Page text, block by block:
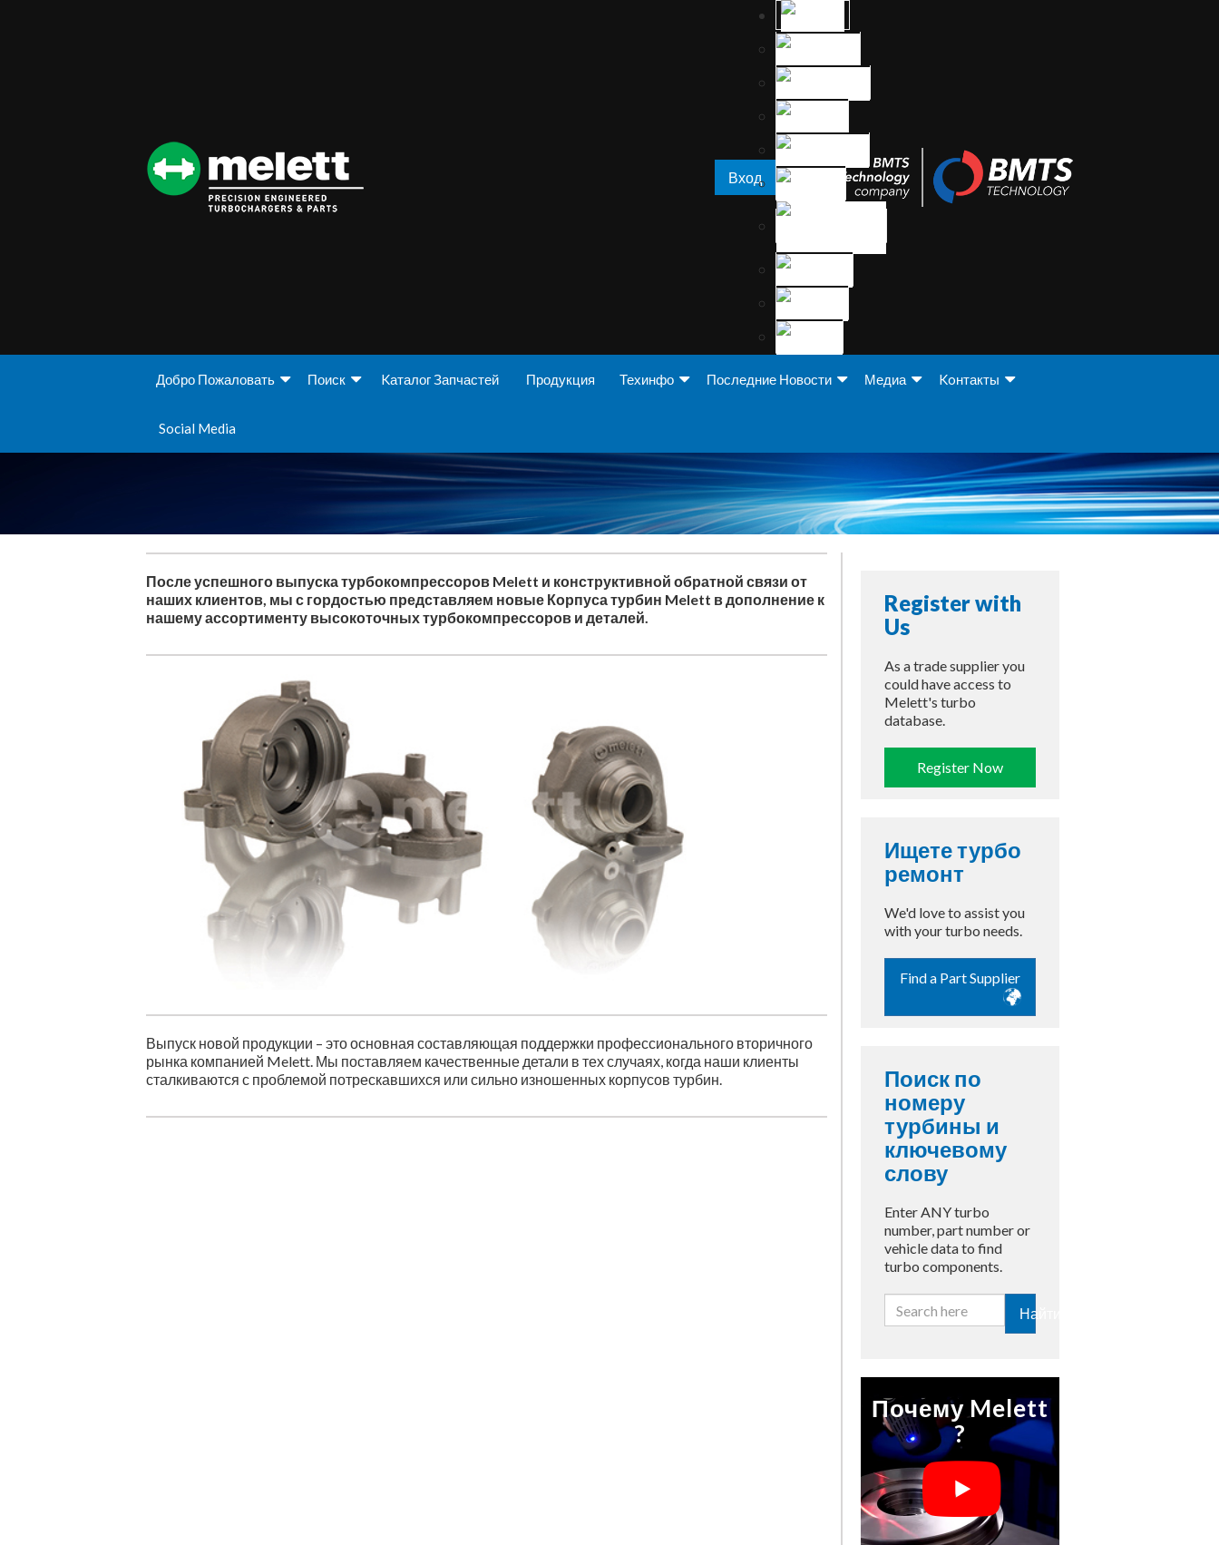
Вход
Добро Пожаловать Поиск Kаталог Запчастей Продукция Техинфо Последние Новости Медиа Koнтакты
Social Media
После успешного выпуска турбокомпрессоров Melett и конструктивной обратной связи от
наших клиентов, мы с гордостью представляем новые Корпуса турбин Melett в дополнение к
нашему ассортименту высокоточных турбокомпрессоров и деталей.
Выпуск новой продукции – это основная составляющая поддержки профессионального вторичного
рынка компанией Melett. Мы поставляем качественные детали в тех случаях, когда наши клиенты
сталкиваются с проблемой потрескавшихся или сильно изношенных корпусов турбин.
Register with
Us
As a trade supplier you
could have access to
Melett's turbo
database.
Register Now
Ищете турбо
ремонт
We'd love to assist you
with your turbo needs.
Find a Part Supplier
Поиск по
номеру
турбины и
ключевому
слову
Enter ANY turbo
number, part number or
vehicle data to find
turbo components.
Найти
Почему Melett
?